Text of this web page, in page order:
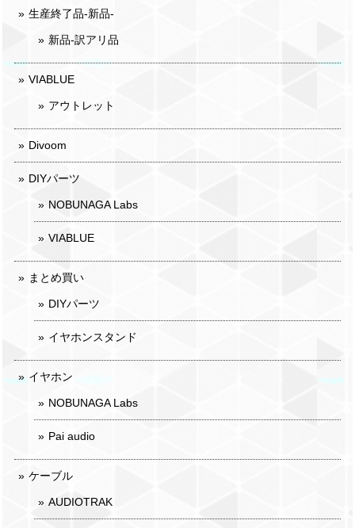
生産終了品-新品-
新品-訳アリ品
VIABLUE
アウトレット
Divoom
DIYパーツ
NOBUNAGA Labs
VIABLUE
まとめ買い
DIYパーツ
イヤホンスタンド
イヤホン
NOBUNAGA Labs
Pai audio
ケーブル
AUDIOTRAK